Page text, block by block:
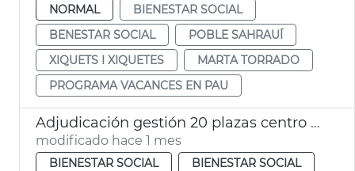
NORMAL
BIENESTAR SOCIAL
BENESTAR SOCIAL
POBLE SAHRAUÍ
XIQUETS I XIQUETES
MARTA TORRADO
PROGRAMA VACANCES EN PAU
Adjudicación gestión 20 plazas centro día privados València
modificado hace 1 mes
BIENESTAR SOCIAL
BIENESTAR SOCIAL